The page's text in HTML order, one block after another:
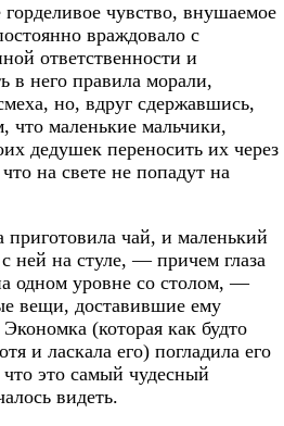
чувство, внушаемое
враждовало с
ответственности и
в него правила морали,
но, вдруг сдержавшись,
что маленькие мальчики,
дедушек переносить их через
на свете не попадут на
чай, и маленький
ней на стуле, — причем глаза
одном уровне со столом, —
вещи, доставившие ему
(которая как будто
и ласкала его) погладила его
это самый чудесный
видеть.